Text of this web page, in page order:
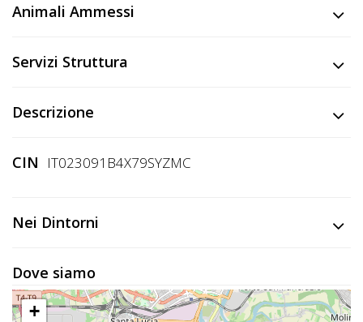
Tutorial
con
Attività
Accedi
Animali Ammessi
Servizi Struttura
Descrizione
CIN IT023091B4X79SYZMC
Nei Dintorni
Dove siamo
+